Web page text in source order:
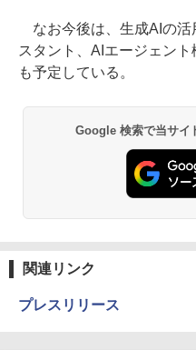
なお今後は、生成AIの活
スタント、AIエージェン
も予定している。
Google 検索で当サイ
関連リンク
プレスリリース